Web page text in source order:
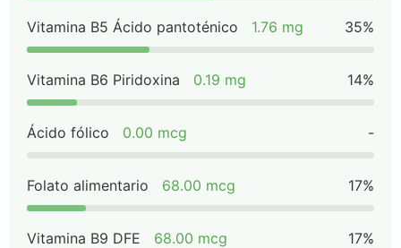
Vitamina B5 Ácido pantoténico 1.76 mg 35%
Vitamina B6 Piridoxina 0.19 mg 14%
Ácido fólico 0.00 mcg -
Folato alimentario 68.00 mcg 17%
Vitamina B9 DFE 68.00 mcg 17%